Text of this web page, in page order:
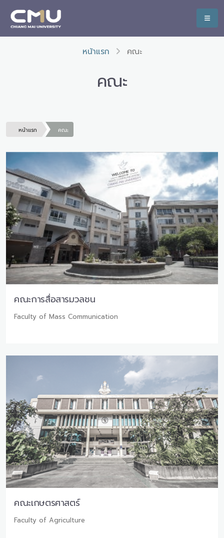
หน้าแรก คณะ
คณะ
หน้าแรก คณะ
คณะการสื่อสารมวลชน
Faculty of Mass Communication
คณะเกษตรศาสตร์
Faculty of Agriculture